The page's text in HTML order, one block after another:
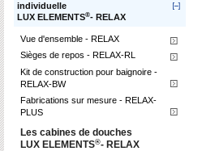
individuelle
LUX ELEMENTS®- RELAX
Vue d'ensemble - RELAX
Sièges de repos - RELAX-RL
Kit de construction pour baignoire -
RELAX-BW
Fabrications sur mesure - RELAX-
PLUS
Les cabines de douches
LUX ELEMENTS®- RELAX